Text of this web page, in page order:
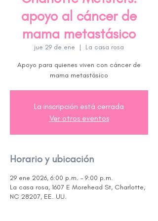
apoyo al cáncer de
mama metastásico
jue 29 de ene
  |
La casa rosa
Apoyo para quienes viven con cáncer de
La inscripción está cerrada
Ver otros eventos
Horario y ubicación
29 ene 2026, 6:00 p.m. – 9:00 p.m.
La casa rosa, 1607 E Morehead St, Charlotte,
NC 28207, EE. UU.